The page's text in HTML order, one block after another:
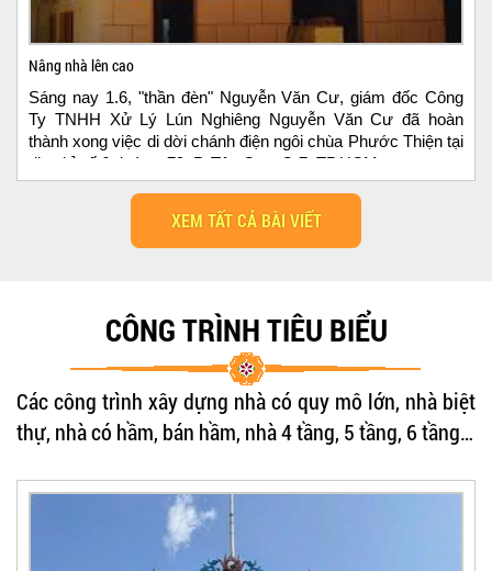
Nâng nhà lên cao
Sáng nay 1.6, "thần đèn" Nguyễn Văn Cư, giám đốc Công
Ty TNHH Xử Lý Lún Nghiêng Nguyễn Văn Cư đã hoàn
thành xong việc di dời chánh điện ngôi chùa Phước Thiện tại
địa chỉ số 6 đường 79, P. Tân Quy, Q.7, TP.HCM....
XEM TẤT CẢ BÀI VIẾT
CÔNG TRÌNH TIÊU BIỂU
Các công trình xây dựng nhà có quy mô lớn, nhà biệt
thự, nhà có hầm, bán hầm, nhà 4 tầng, 5 tầng, 6 tầng…